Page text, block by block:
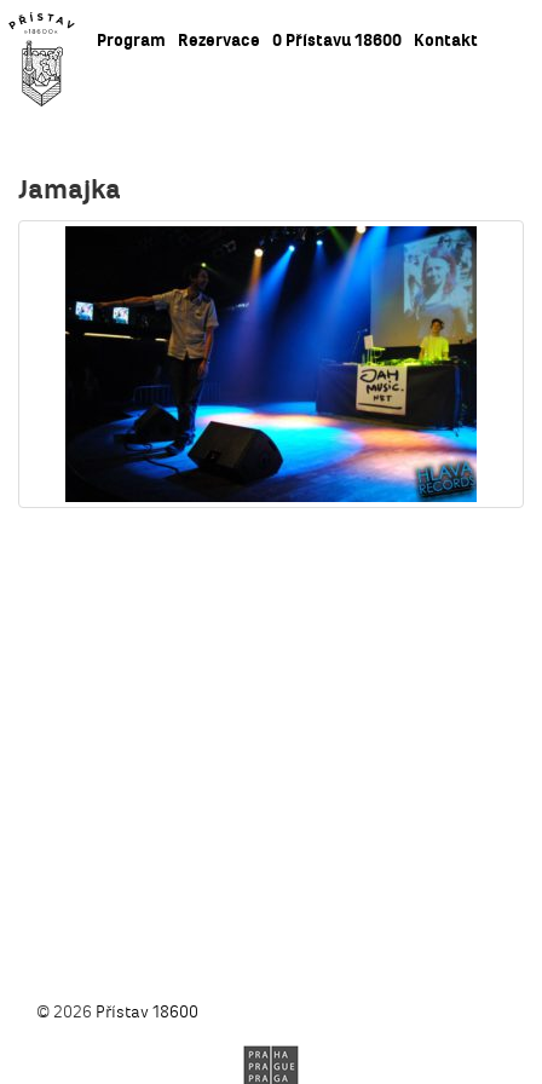
Program Rezervace O Přístavu 18600 Kontakt
Jamajka
© 2026 Přístav 18600